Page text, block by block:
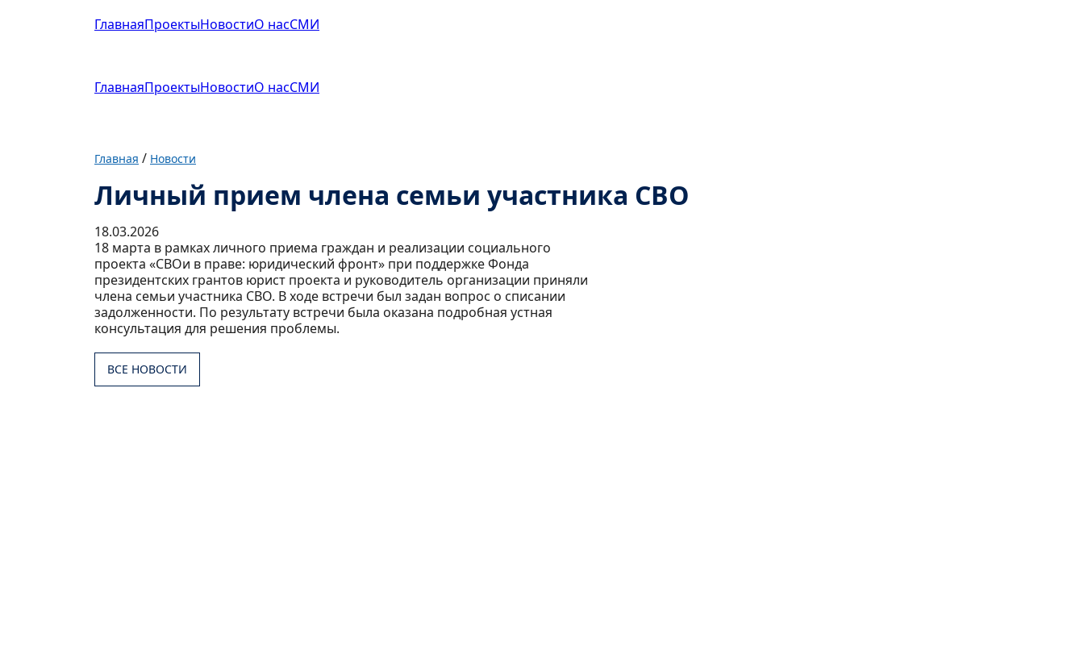
ГлавнаяПроектыНовостиО насСМИ
ГлавнаяПроектыНовостиО насСМИ
Главная / Новости
Личный прием члена семьи участника СВО
18.03.2026
18 марта в рамках личного приема граждан и реализации социального
проекта «СВОи в праве: юридический фронт» при поддержке Фонда
президентских грантов юрист проекта и руководитель организации приняли
члена семьи участника СВО. В ходе встречи был задан вопрос о списании
задолженности. По результату встречи была оказана подробная устная
консультация для решения проблемы.
ВСЕ НОВОСТИ